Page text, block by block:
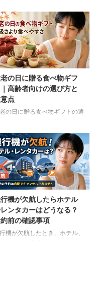
の日に贈る食べ物ギフ
｜高齢者向けの選び方と
点
の日に贈る食べ物ギフトの選
好み、食事制限、保存方法に
しながら、和菓子、スープ、
のお供、やわらか食などの候
わかりやすく解説します。
機が欠航したらホテル
ンタカーはどうなる？
前の確認事項
機が欠航したとき、ホテル、